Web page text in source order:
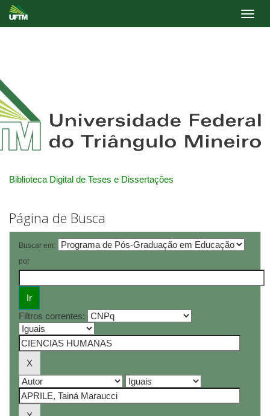
Biblioteca Digital de Teses e Dissertações
Página de Busca
Buscar em:
por
Filtros correntes: